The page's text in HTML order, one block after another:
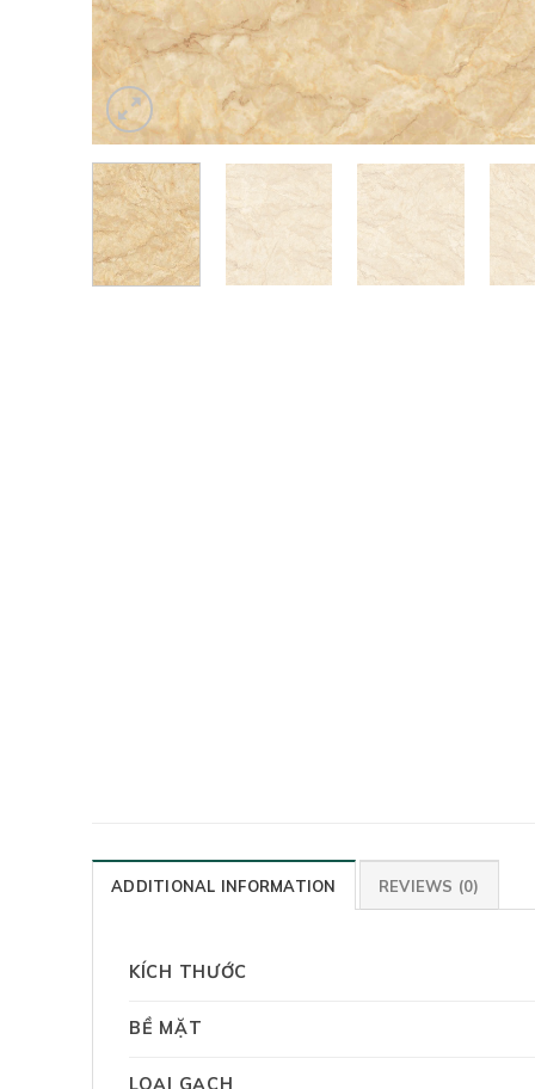
ADDITIONAL INFORMATION REVIEWS (0)
KÍCH THƯỚC
BỀ MẶT